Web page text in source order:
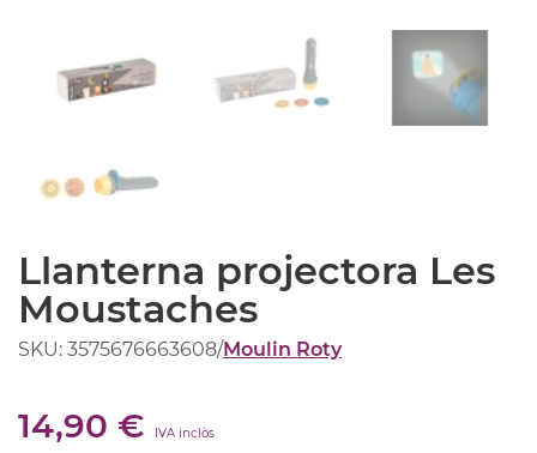
Llanterna projectora Les
Moustaches
SKU: 3575676663608/Moulin Roty
14,90 € IVA inclòs